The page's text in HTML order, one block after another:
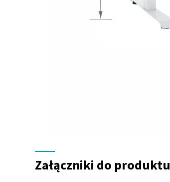
do
produktu
Załączniki do produktu